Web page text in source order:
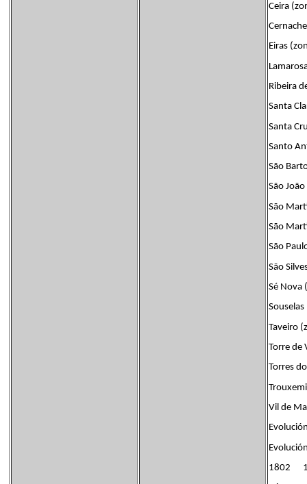
Ceira
Cernache
Eiras
Ribeira
Santa
Santa
Santo
São
São
São
São
São
São
Sé Nova
Souselas
Taveiro
Torre de
Torres
Vil de
1802